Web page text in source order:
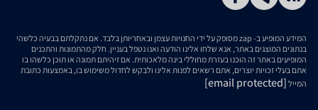
המידע המופיע ב- zap מסופק על ידי החנויות עצמן ובאחריותן בלבד. אם נתקלתם בבעיה כלשהי
בנתונים המוצגים באתר, אנא שלחו אלינו הודעה ואנו נטפל בעניין. חלק מהתמונות והתכנים
המופיעים באתר זה הוכנו בעזרת מחוללי בינה מלאכותית. אם זיהיתם תמונה או תוכן כלשהו בו
אתם בעלי זכויות יוצרים, אתם רשאים לפנות אלינו ולבקש לחדול משימוש בו, באמצעות כתובת
המייל [email protected]